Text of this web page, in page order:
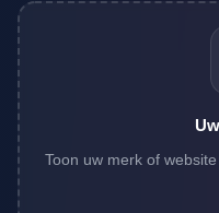
Toon uw merk of